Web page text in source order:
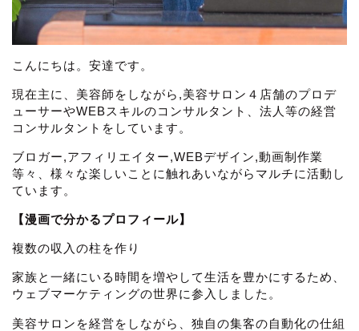
こんにちは。安達です。
現在主に、美容師をしながら,美容サロン４店舗のプロデ
ューサーやWEBスキルのコンサルタント、法人等の経営
コンサルタントをしています。
ブロガー,アフィリエイター,WEBデザイン,動画制作業
等々、様々な楽しいことに触れあいながらマルチに活動し
ています。
【漫画で分かるプロフィール】
複数の収入の柱を作り
家族と一緒にいる時間を増やして生活を豊かにするため、
ウェブマーケティングの世界に参入しました。
美容サロンを経営をしながら、独自の集客の自動化の仕組